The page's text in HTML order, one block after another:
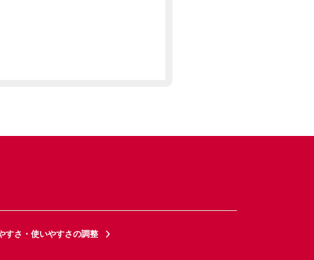
すさ・使いやすさの調整